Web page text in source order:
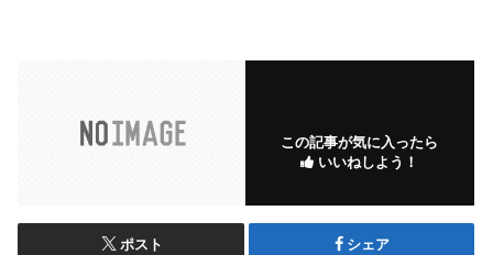
この記事が気に入ったら
いいねしよう！
ポスト シェア